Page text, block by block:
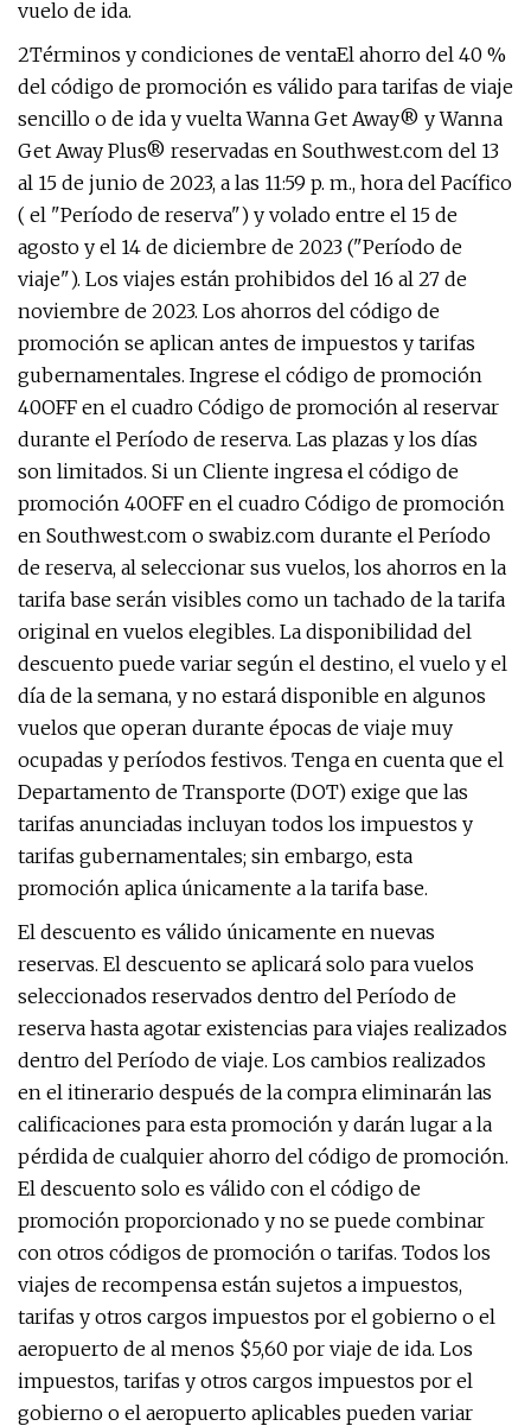
vuelo de ida.
2Términos y condiciones de ventaEl ahorro del 40 %
del código de promoción es válido para tarifas de viaje
sencillo o de ida y vuelta Wanna Get Away® y Wanna
Get Away Plus® reservadas en Southwest.com del 13
al 15 de junio de 2023, a las 11:59 p. m., hora del Pacífico
( el "Período de reserva") y volado entre el 15 de
agosto y el 14 de diciembre de 2023 ("Período de
viaje"). Los viajes están prohibidos del 16 al 27 de
noviembre de 2023. Los ahorros del código de
promoción se aplican antes de impuestos y tarifas
gubernamentales. Ingrese el código de promoción
40OFF en el cuadro Código de promoción al reservar
durante el Período de reserva. Las plazas y los días
son limitados. Si un Cliente ingresa el código de
promoción 40OFF en el cuadro Código de promoción
en Southwest.com o swabiz.com durante el Período
de reserva, al seleccionar sus vuelos, los ahorros en la
tarifa base serán visibles como un tachado de la tarifa
original en vuelos elegibles. La disponibilidad del
descuento puede variar según el destino, el vuelo y el
día de la semana, y no estará disponible en algunos
vuelos que operan durante épocas de viaje muy
ocupadas y períodos festivos. Tenga en cuenta que el
Departamento de Transporte (DOT) exige que las
tarifas anunciadas incluyan todos los impuestos y
tarifas gubernamentales; sin embargo, esta
promoción aplica únicamente a la tarifa base.
El descuento es válido únicamente en nuevas
reservas. El descuento se aplicará solo para vuelos
seleccionados reservados dentro del Período de
reserva hasta agotar existencias para viajes realizados
dentro del Período de viaje. Los cambios realizados
en el itinerario después de la compra eliminarán las
calificaciones para esta promoción y darán lugar a la
pérdida de cualquier ahorro del código de promoción.
El descuento solo es válido con el código de
promoción proporcionado y no se puede combinar
con otros códigos de promoción o tarifas. Todos los
viajes de recompensa están sujetos a impuestos,
tarifas y otros cargos impuestos por el gobierno o el
aeropuerto de al menos $5,60 por viaje de ida. Los
impuestos, tarifas y otros cargos impuestos por el
gobierno o el aeropuerto aplicables pueden variar